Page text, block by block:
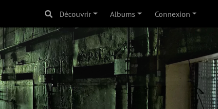
Découvrir Albums Connexion